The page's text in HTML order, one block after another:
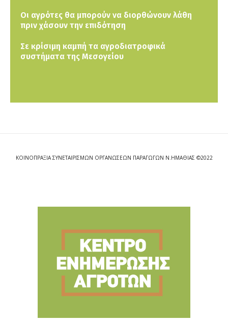
Οι αγρότες θα μπορούν να διορθώνουν λάθη
πριν χάσουν την επιδότηση
Σε κρίσιμη καμπή τα αγροδιατροφικά
συστήματα της Μεσογείου
ΚΟΙΝΟΠΡΑΞΙΑ ΣΥΝΕΤΑΙΡΙΣΜΩΝ ΟΡΓΑΝΩΣΕΩΝ ΠΑΡΑΓΩΓΩΝ Ν.ΗΜΑΘΙΑΣ ©2022